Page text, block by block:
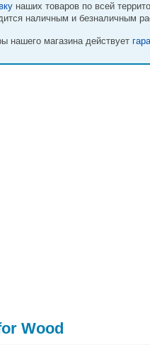
наших товаров по всей
наличным и безналичным
нашего магазина действует
Wood